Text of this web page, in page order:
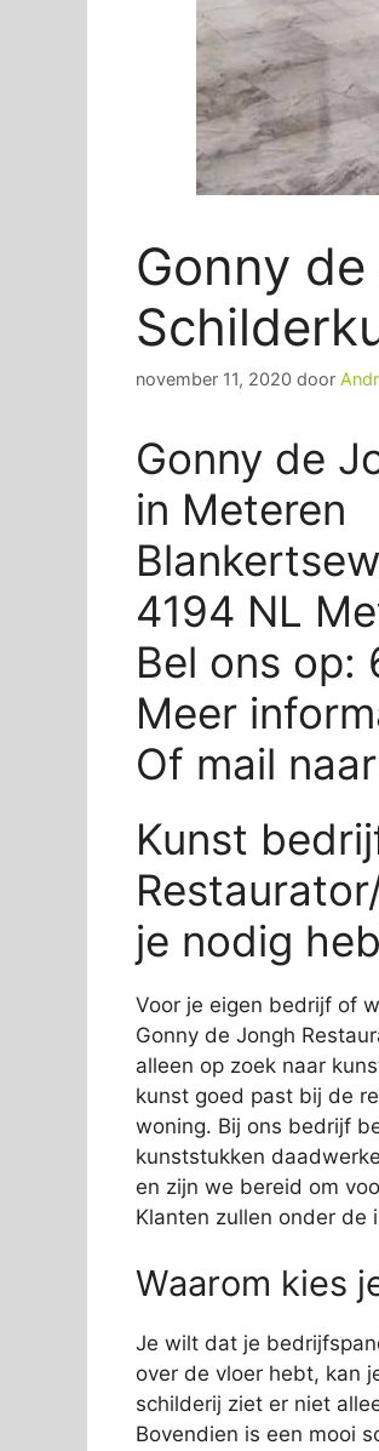
Gonny
november 11, 2020 door
Gonny de
in Meteren
4194 NL
Bel ons op:
Meer
Of mail
Kunst
je nodig
Voor je eigen bedrijf of
Gonny de Jongh
alleen op zoek naar
kunst goed past bij de
woning. Bij ons bedrijf
kunststukken
en zijn we bereid om
Klanten zullen onder de
Waarom kies
Je wilt dat je
over de vloer hebt, kan
schilderij ziet er niet
Bovendien is een mooi